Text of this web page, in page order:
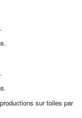
sur toiles par